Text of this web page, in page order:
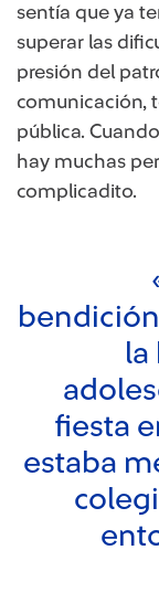
sentía que ya
superar las
presión del
comunicación,
pública.
hay muchas
complicadito.
la
fiesta
estaba